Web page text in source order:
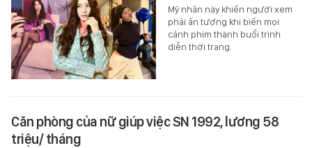
Mỹ nhân này khiến người xem
phải ấn tượng khi biến mọi
cảnh phim thành buổi trình
diễn thời trang.
Căn phòng của nữ giúp việc SN 1992, lương 58
triệu/ tháng